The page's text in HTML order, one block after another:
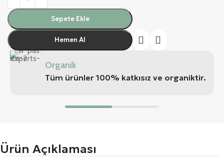
Sepete Ekle
Hemen Al
Organik
Tüm ürünler 100% katkısız ve organiktir.
Ürün Açıklaması